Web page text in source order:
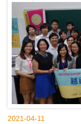
2021-04-11